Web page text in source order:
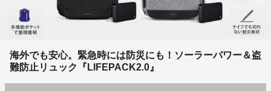
海外でも安心。緊急時には防災にも！ソーラーパワー＆盗
難防止リュック『LIFEPACK2.0』